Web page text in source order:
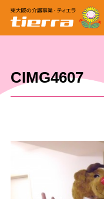
tierra
CIMG4607